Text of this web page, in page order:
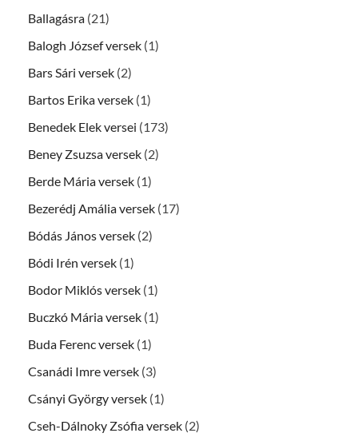
Ballagásra (21)
Balogh József versek (1)
Bars Sári versek (2)
Bartos Erika versek (1)
Benedek Elek versei (173)
Beney Zsuzsa versek (2)
Berde Mária versek (1)
Bezerédj Amália versek (17)
Bódás János versek (2)
Bódi Irén versek (1)
Bodor Miklós versek (1)
Buczkó Mária versek (1)
Buda Ferenc versek (1)
Csanádi Imre versek (3)
Csányi György versek (1)
Cseh-Dálnoky Zsófia versek (2)